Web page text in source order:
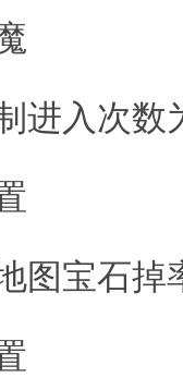
进入次数
图宝石